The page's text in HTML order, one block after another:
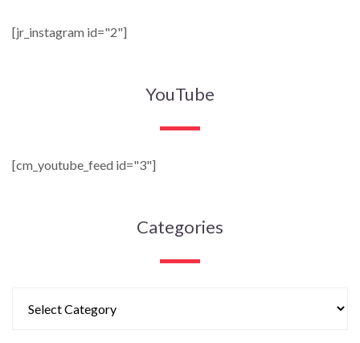
[jr_instagram id="2"]
YouTube
[cm_youtube_feed id="3"]
Categories